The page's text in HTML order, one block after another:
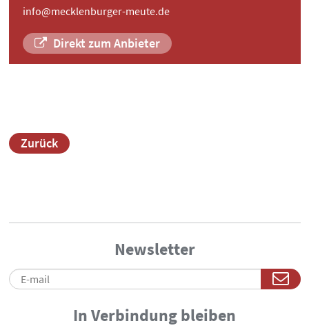
info@mecklenburger-meute.de
Direkt zum Anbieter
Zurück
Newsletter
In Verbindung bleiben